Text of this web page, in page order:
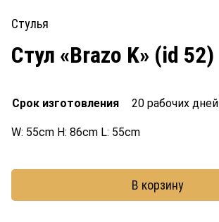
Стулья
Cтул «Brazo K» (id 52)
Срок изготовления 20 рабочих дней
W: 55cm H: 86cm L: 55cm
В корзину